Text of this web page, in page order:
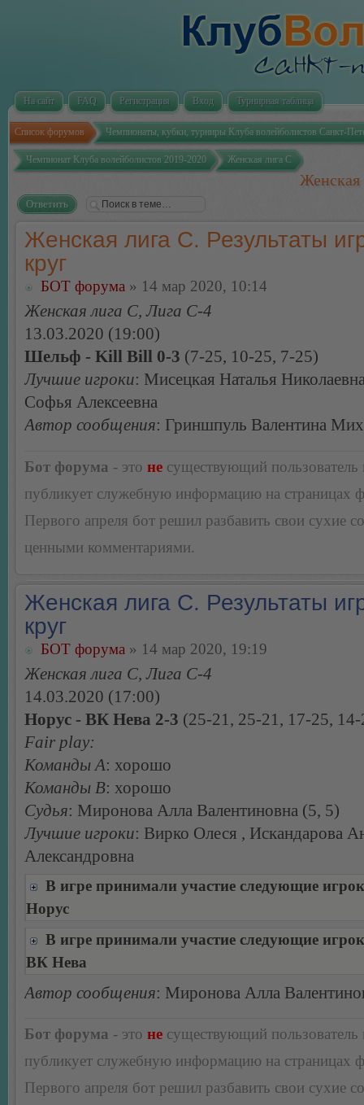
На сайт FAQ Регистрация Вход Турнирная таблица
Список форумов Чемпионаты, кубки, турниры Клуба волейболистов Санкт-
Чемпионат Клуба волейболистов 2019-2020 Женская лига С
Женская
Ответить
Женская лига С. Результаты
круг
БОТ форума » 14 мар 2020, 10:14
Женская лига С, Лига С-4
13.03.2020 (19:00)
Шельф - Kill Bill 0-3 (7-25, 10-25, 7-25)
Лучшие игроки: Мисецкая Наталья
Софья Алексеевна
Автор сообщения: Гриншпуль Валентина
Бот форума - это не существующий пользователь
публикует служебную информацию на страницах
Первого апреля бот решил разбавить свои сухие
ценными комментариями.
Женская лига С. Результаты
круг
БОТ форума » 14 мар 2020, 19:19
Женская лига С, Лига С-4
14.03.2020 (17:00)
Норус - ВК Нева 2-3 (25-21, 25-21, 17-25,
Fair play:
Команды А: хорошо
Команды В: хорошо
Судья: Миронова Алла Валентиновна (5, 5)
Лучшие игроки: Вирко Олеся , Искандарова
Александровна
В игре принимали участие следующие
Норус
В игре принимали участие следующие
ВК Нева
Автор сообщения: Миронова Алла
Бот форума - это не существующий пользователь
публикует служебную информацию на страницах
Первого апреля бот решил разбавить свои сухие